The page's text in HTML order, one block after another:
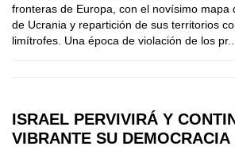
fronteras de Europa, con el novísimo mapa
de Ucrania y repartición de sus territorios
limítrofes. Una época de violación de los pr...
ISRAEL PERVIVIRÁ Y
VIBRANTE SU DEMOCRACIA